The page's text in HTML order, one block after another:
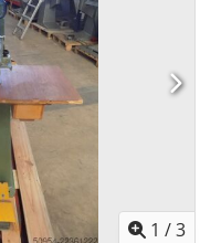
1 /3